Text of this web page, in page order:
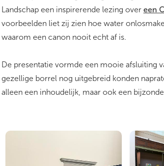
Landschap een inspirerende lezing over een
voorbeelden liet zij zien hoe water
waarom een canon nooit echt af is.
De presentatie vormde een mooie afsluiting
gezellige borrel nog uitgebreid konden
alleen een inhoudelijk, maar ook een